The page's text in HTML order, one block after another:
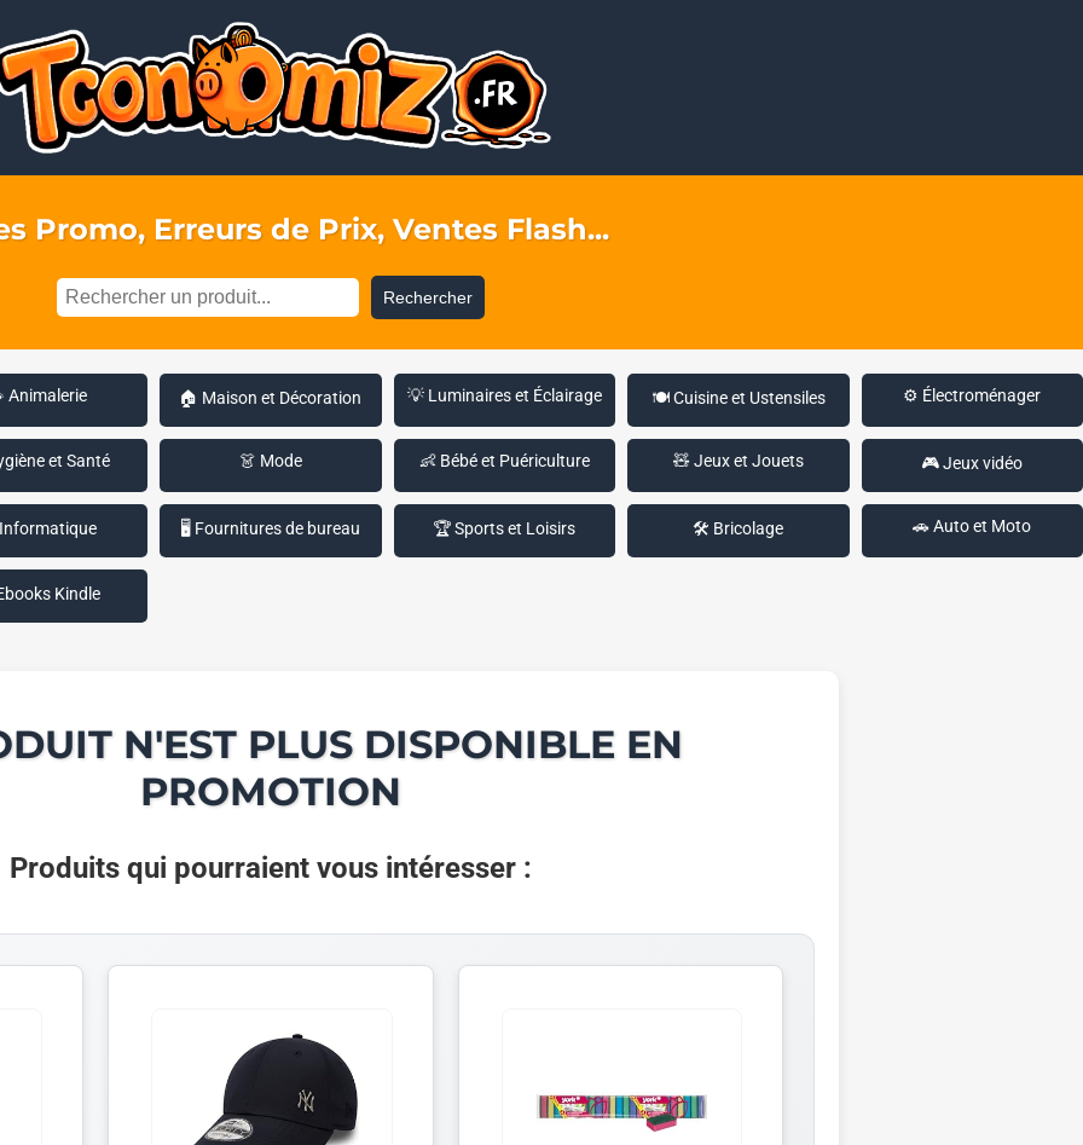
Promo, Erreurs de Prix, Ventes Flash...
Rechercher
Animalerie 🏠 Maison et Décoration 💡 Luminaires et Éclairage 🍽️ Cuisine et Ustensiles ⚙️ Électroménager
et Santé 👗 Mode 👶 Bébé et Puériculture 🧸 Jeux et Jouets 🎮 Jeux vidéo
🖥️ Fournitures de bureau 🏆 Sports et Loisirs 🛠️ Bricolage 🚗 Auto et Moto
Kindle
N'EST PLUS DISPONIBLE EN
PROMOTION
Produits qui pourraient vous intéresser :